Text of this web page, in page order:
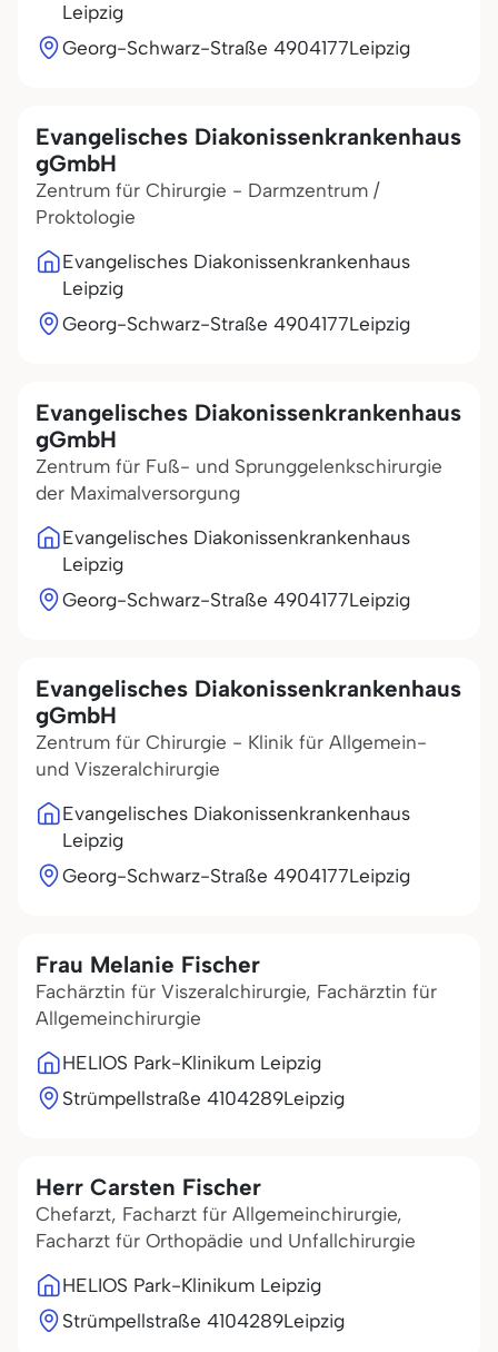
Leipzig
Georg-Schwarz-Straße 4904177Leipzig
Evangelisches Diakonissenkrankenhaus
gGmbH
Zentrum für Chirurgie - Darmzentrum /
Proktologie
Evangelisches Diakonissenkrankenhaus
Leipzig
Georg-Schwarz-Straße 4904177Leipzig
Evangelisches Diakonissenkrankenhaus
gGmbH
Zentrum für Fuß- und Sprunggelenkschirurgie
der Maximalversorgung
Evangelisches Diakonissenkrankenhaus
Leipzig
Georg-Schwarz-Straße 4904177Leipzig
Evangelisches Diakonissenkrankenhaus
gGmbH
Zentrum für Chirurgie - Klinik für Allgemein-
und Viszeralchirurgie
Evangelisches Diakonissenkrankenhaus
Leipzig
Georg-Schwarz-Straße 4904177Leipzig
Frau Melanie Fischer
Fachärztin für Viszeralchirurgie, Fachärztin für
Allgemeinchirurgie
HELIOS Park-Klinikum Leipzig
Strümpellstraße 4104289Leipzig
Herr Carsten Fischer
Chefarzt, Facharzt für Allgemeinchirurgie,
Facharzt für Orthopädie und Unfallchirurgie
HELIOS Park-Klinikum Leipzig
Strümpellstraße 4104289Leipzig